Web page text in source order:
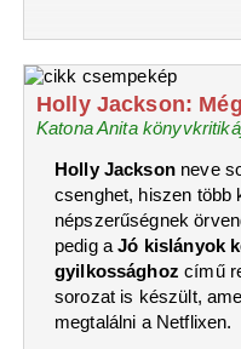
Holly Jackson:
Katona Anita
Holly Jackson neve
csenghet, hiszen több
népszerűségnek
pedig aJó kislányok
gyilkossághoz című
sorozat is készült,
megtalálni a Netflixen.